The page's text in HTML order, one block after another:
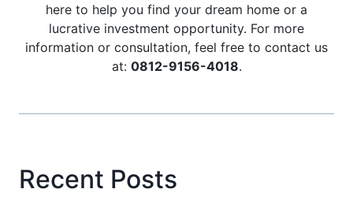
here to help you find your dream home or a
lucrative investment opportunity. For more
information or consultation, feel free to contact us
at: 0812-9156-4018.
Recent Posts